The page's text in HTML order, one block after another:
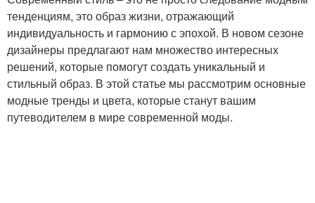
тенденциям, это образ жизни, отражающий
индивидуальность и гармонию с эпохой. В новом сезоне
дизайнеры предлагают нам множество интересных
решений, которые помогут создать уникальный и
стильный образ. В этой статье мы рассмотрим основные
модные тренды и цвета, которые станут вашим
путеводителем в мире современной моды.